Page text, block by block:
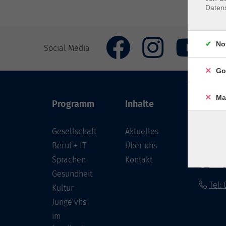
Social Media
Programm
Gesellschaft
Beruf + IT
Sprachen
Gesundheit
Kultur
Junge vhs
im
Inhalte
Aktuelles
Über uns
Kontakt
Tel: